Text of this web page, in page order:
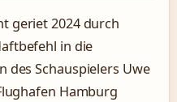
geriet 2024 durch
in die
des Schauspielers Uwe
Hamburg